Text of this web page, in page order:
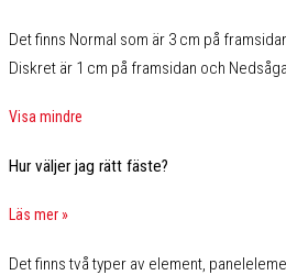
Det finns Normal som är 3 cm på
Diskret är 1 cm på framsidan och
Visa mindre
Hur väljer jag rätt fäste?
Läs mer »
Det finns två typer av element,